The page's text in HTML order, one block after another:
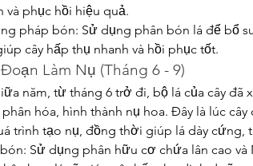
và phục hồi hiệu quả.
pháp bón: Sử dụng phân bón lá để bổ
cây hấp thụ nhanh và hồi phục tốt.
Làm Nụ (Tháng 6 - 9)
năm, từ tháng 6 trở đi, bộ lá của cây đã
hóa, hình thành nụ hoa. Đây là lúc
trình tạo nụ, đồng thời giúp lá dày cứng,
bón: Sử dụng phân hữu cơ chứa lân cao